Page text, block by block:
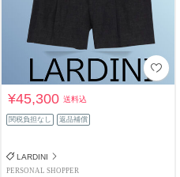
¥45,300送料込
関税負担なし 返品補償
LARDINI
PERSONAL SHOPPER